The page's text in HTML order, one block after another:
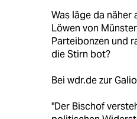
Was läge da näher
Löwen von
Parteibonzen und
die Stirn bot?
Bei wdr.de zur
"Der Bischof